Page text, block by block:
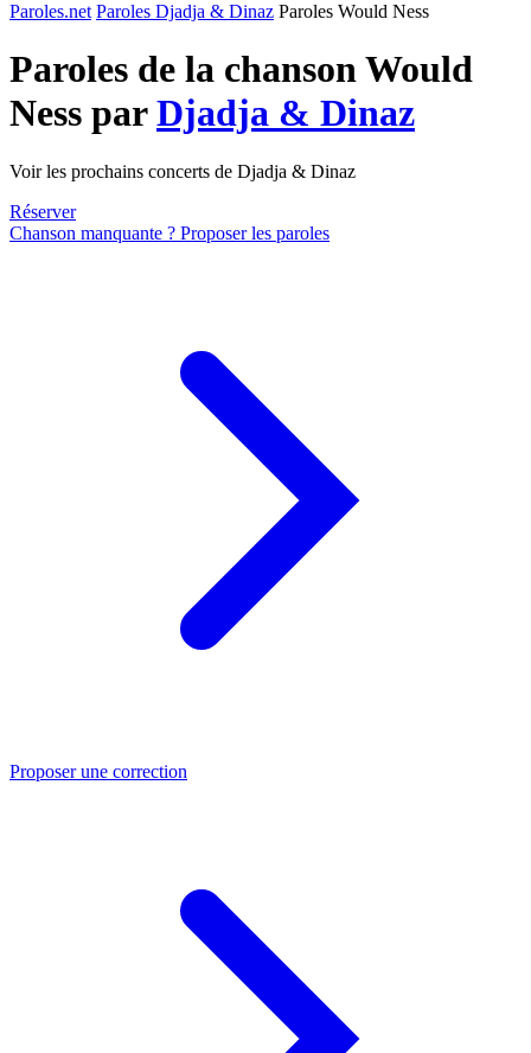
Paroles.net Paroles Djadja & Dinaz Paroles Would Ness
Paroles de la chanson Would
Ness parDjadja & Dinaz
Voir les prochains concerts de Djadja & Dinaz
Réserver
Chanson manquante ? Proposer les paroles
Proposer une correction